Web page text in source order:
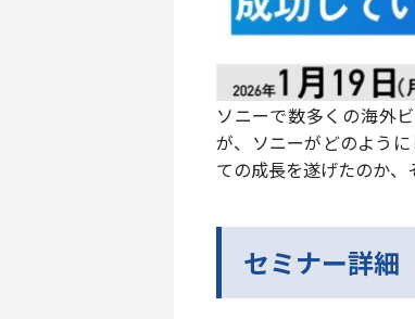
ソニーで数多くの海外
が、ソニーがどのよう
ての成長を遂げたのか、
セミナー詳細